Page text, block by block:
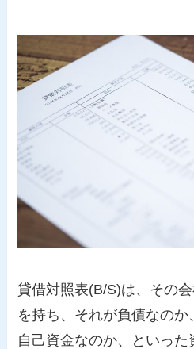
貸借対照表(B/S)は、その
を持ち、それが負債なの
自己資金なのか、といっ